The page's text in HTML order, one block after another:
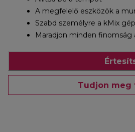
A megfelelő eszközök a
Szabd személyre a kMix
Maradjon minden finomság
Tudjon meg